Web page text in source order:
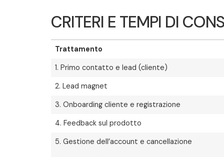
CRITERI E TEMPI DI
Trattamento
1. Primo contatto e lead (cliente)
2. Lead magnet
3. Onboarding cliente e registrazione
4. Feedback sul prodotto
5. Gestione dell’account e cancellazione